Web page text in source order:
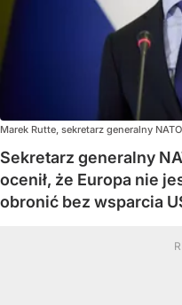
Marek Rutte, sekretarz generalny NATO
Sekretarz generalny
ocenił, że Europa nie
obronić bez wsparcia